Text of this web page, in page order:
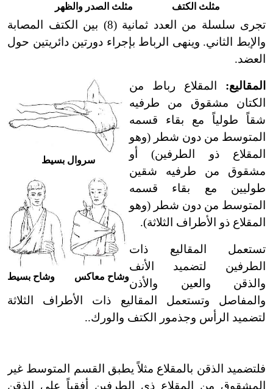
مثلث الكتف مثلث الصدر والظهر
تجرى سلسلة من العدد ثمانية (8)
بين الكتف المصابة
والإبط الثاني. وينهى الرباط بإجراء دورتين دائريتين حول
العضد.
سروال بسيط
وشاح معاكس وشاح بسيط
المقاليع: المقلاع رباط من
الكتان مشقوق من طرفيه
شقاً طولياً مع بقاء قسمه
المتوسط من دون شطر (وهو
المقلاع ذو الطرفين) أو
مشقوق من طرفيه شقين
طوليين مع بقاء قسمه
المتوسط من دون شطر (وهو
المقلاع ذو الأطراف الثلاثة).
تستعمل المقاليع ذات
الطرفين لتضميد الأنف
والذقن والعين والأذن
والمفاصل وتستعمل المقاليع ذات الأطراف الثلاثة
لتضميد الرأس وجذمور الكتف والورك..
فلتضميد الذقن بالمقلاع مثلاً يطبق القسم المتوسط غير
المشقوق من المقلاع ذي الطرفين أفقياً على الذقن